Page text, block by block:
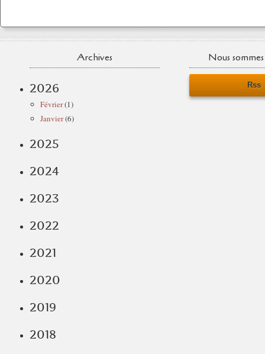
Archives
2026
Février(1)
Janvier(6)
2025
2024
2023
2022
2021
2020
2019
2018
Nous
Rss